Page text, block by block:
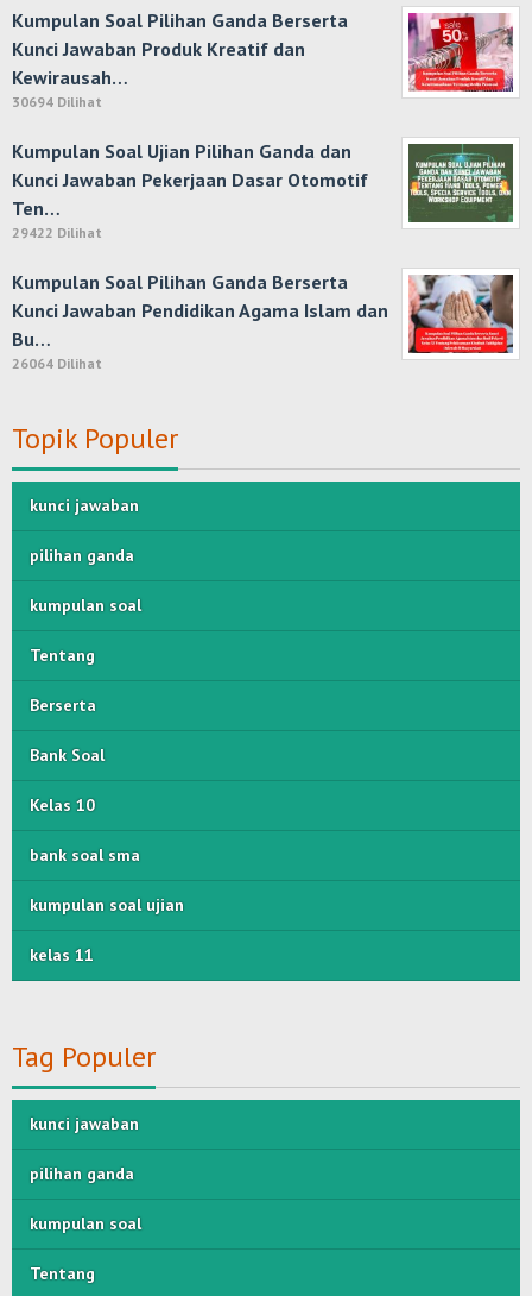
Kumpulan Soal Pilihan Ganda Berserta
Kunci Jawaban Produk Kreatif dan
Kewirausah…
30694 Dilihat
Kumpulan Soal Ujian Pilihan Ganda dan
Kunci Jawaban Pekerjaan Dasar Otomotif
Ten…
29422 Dilihat
Kumpulan Soal Pilihan Ganda Berserta
Kunci Jawaban Pendidikan Agama Islam dan
Bu…
26064 Dilihat
Topik Populer
kunci jawaban
pilihan ganda
kumpulan soal
Tentang
Berserta
Bank Soal
Kelas 10
bank soal sma
kumpulan soal ujian
kelas 11
Tag Populer
kunci jawaban
pilihan ganda
kumpulan soal
Tentang